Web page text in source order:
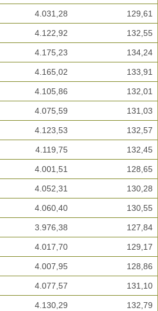
4.031,28 129,61
4.122,92 132,55
4.175,23 134,24
4.165,02 133,91
4.105,86 132,01
4.075,59 131,03
4.123,53 132,57
4.119,75 132,45
4.001,51 128,65
4.052,31 130,28
4.060,40 130,55
3.976,38 127,84
4.017,70 129,17
4.007,95 128,86
4.077,57 131,10
4.130,29 132,79